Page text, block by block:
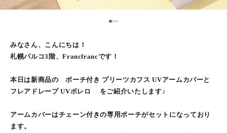
123
みなさん、こんにちは！
札幌パルコ3階、Francfrancです！
本日は新商品の ポーチ付き プリーツカフス UVアームカバーと
フレアドレープ UVボレロ をご紹介いたします♪
アームカバーはチェーン付きの専用ポーチがセットになっており
ます。